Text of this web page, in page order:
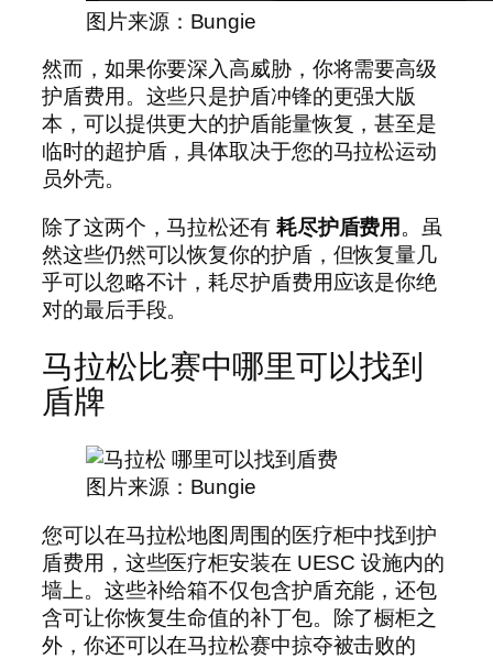
图片来源：Bungie
然而，如果你要深入高威胁，你将需要高级
护盾费用。这些只是护盾冲锋的更强大版
本，可以提供更大的护盾能量恢复，甚至是
临时的超护盾，具体取决于您的马拉松运动
员外壳。
除了这两个，马拉松还有 耗尽护盾费用 。虽
然这些仍然可以恢复你的护盾，但恢复量几
乎可以忽略不计，耗尽护盾费用应该是你绝
对的最后手段。
马拉松比赛中哪里可以找到
盾牌
图片来源：Bungie
您可以在马拉松地图周围的医疗柜中找到护
盾费用，这些医疗柜安装在 UESC 设施内的
墙上。这些补给箱不仅包含护盾充能，还包
含可让你恢复生命值的补丁包。除了橱柜之
外，你还可以在马拉松赛中掠夺被击败的